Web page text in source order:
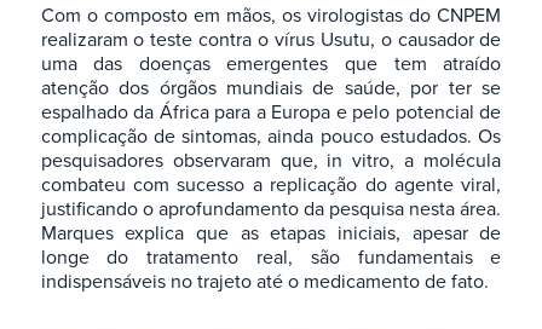
Com o composto em mãos, os virologistas do CNPEM
realizaram o teste contra o vírus Usutu, o causador de
uma das doenças emergentes que tem atraído
atenção dos órgãos mundiais de saúde, por ter se
espalhado da África para a Europa e pelo potencial de
complicação de sintomas, ainda pouco estudados. Os
pesquisadores observaram que, in vitro, a molécula
combateu com sucesso a replicação do agente viral,
justificando o aprofundamento da pesquisa nesta área.
Marques explica que as etapas iniciais, apesar de
longe do tratamento real, são fundamentais e
indispensáveis no trajeto até o medicamento de fato.